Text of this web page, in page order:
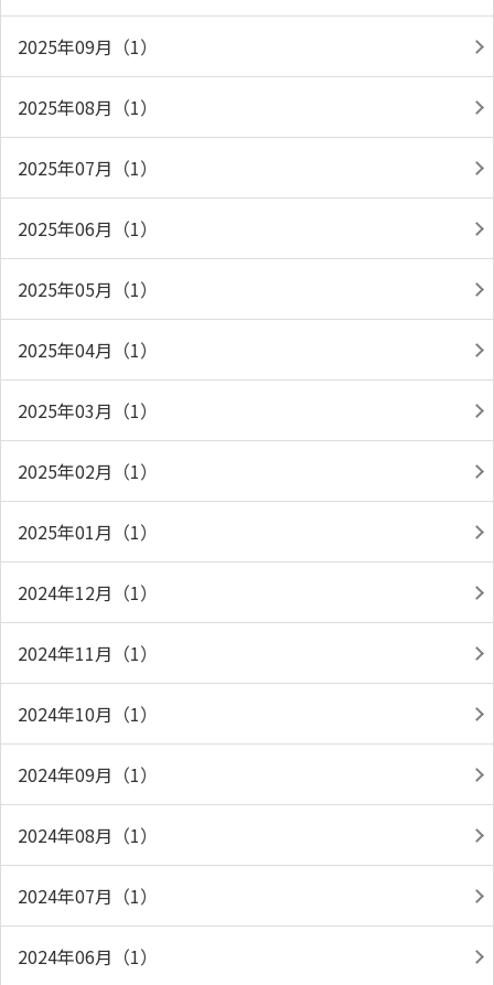
2025年09月（1）
2025年08月（1）
2025年07月（1）
2025年06月（1）
2025年05月（1）
2025年04月（1）
2025年03月（1）
2025年02月（1）
2025年01月（1）
2024年12月（1）
2024年11月（1）
2024年10月（1）
2024年09月（1）
2024年08月（1）
2024年07月（1）
2024年06月（1）